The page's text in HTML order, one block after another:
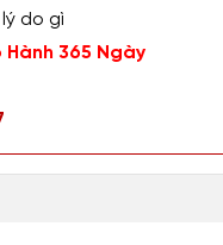
do gì
Hành 365 Ngày